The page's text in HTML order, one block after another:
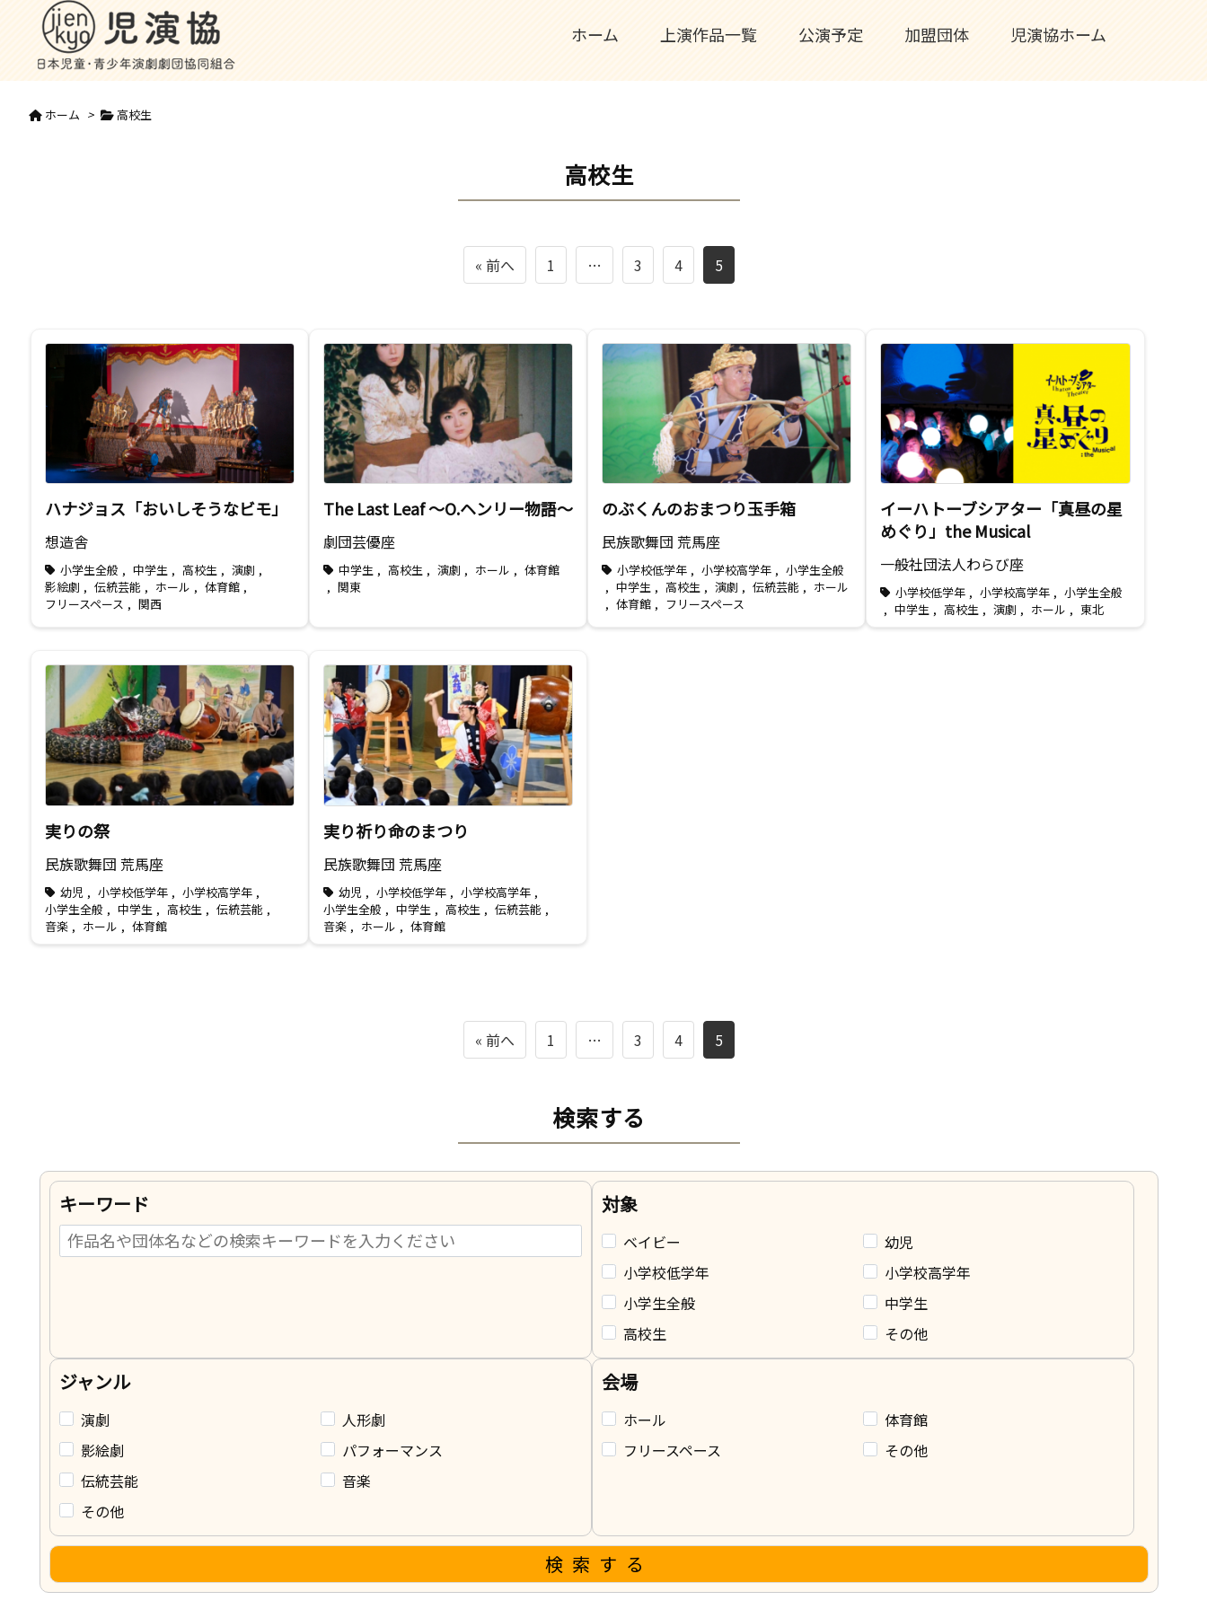
ホーム 上演作品一覧 公演予定 加盟団体 児演協ホーム
ホーム > 高校生
高校生
« 前へ 1 … 3 4 5
ハナジョス「おいしそうなビモ」
想造舎
小学生全般 , 中学生 , 高校生 , 演劇 ,
影絵劇 , 伝統芸能 , ホール , 体育館 ,
フリースペース , 関西
The Last Leaf 〜O.ヘンリー物語～
劇団芸優座
中学生 , 高校生 , 演劇 , ホール , 体育館
, 関東
のぶくんのおまつり玉手箱
民族歌舞団 荒馬座
小学校低学年 , 小学校高学年 , 小学生全般
, 中学生 , 高校生 , 演劇 , 伝統芸能 , ホール
, 体育館 , フリースペース
イーハトーブシアター「真昼の星
めぐり」the Musical
一般社団法人わらび座
小学校低学年 , 小学校高学年 , 小学生全般
, 中学生 , 高校生 , 演劇 , ホール , 東北
実りの祭
民族歌舞団 荒馬座
幼児 , 小学校低学年 , 小学校高学年 ,
小学生全般 , 中学生 , 高校生 , 伝統芸能 ,
音楽 , ホール , 体育館
実り祈り命のまつり
民族歌舞団 荒馬座
幼児 , 小学校低学年 , 小学校高学年 ,
小学生全般 , 中学生 , 高校生 , 伝統芸能 ,
音楽 , ホール , 体育館
« 前へ 1 … 3 4 5
検索する
キーワード 対象
ベイビー
幼児
小学校低学年
小学校高学年
小学生全般
中学生
高校生
その他
ジャンル
演劇
人形劇
影絵劇
パフォーマンス
伝統芸能
音楽
その他
会場
ホール
体育館
フリースペース
その他
検索する